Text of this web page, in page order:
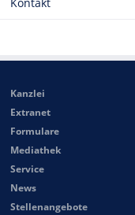
Kanzlei
Extranet
Formulare
Mediathek
Service
News
Stellenangebote